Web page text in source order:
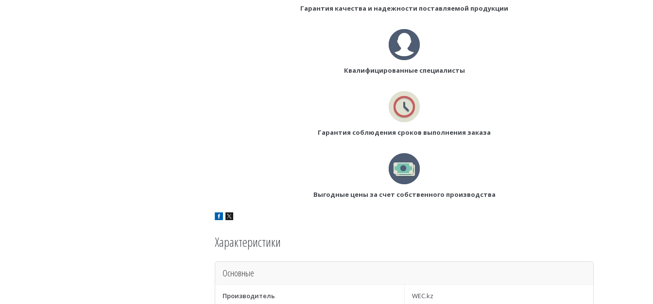
Гарантия качества и надежности поставляемой продукции
Квалифицированные специалисты
Гарантия соблюдения сроков выполнения заказа
Выгодные цены за счет собственного производства
Характеристики
Основные
Производитель WEC.kz